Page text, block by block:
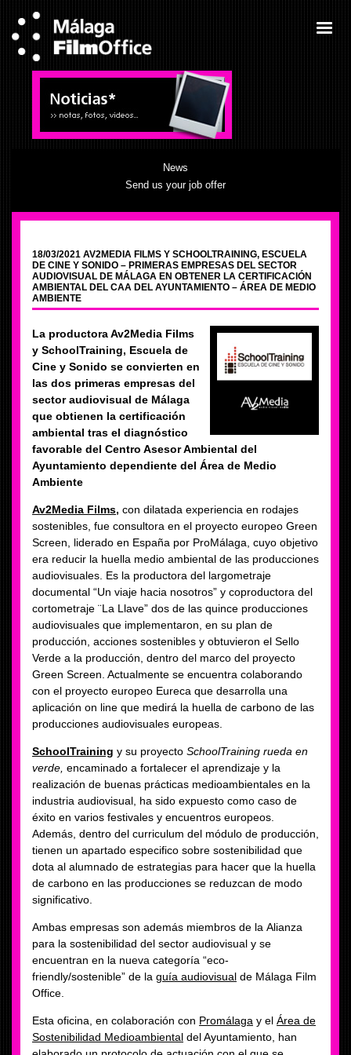
News
Send us your job offer
18/03/2021 AV2MEDIA FILMS Y SCHOOLTRAINING, ESCUELA
DE CINE Y SONIDO – PRIMERAS EMPRESAS DEL SECTOR
AUDIOVISUAL DE MÁLAGA EN OBTENER LA CERTIFICACIÓN
AMBIENTAL DEL CAA DEL AYUNTAMIENTO – ÁREA DE MEDIO
AMBIENTE
La productora Av2Media Films
y SchoolTraining, Escuela de
Cine y Sonido se convierten en
las dos primeras empresas del
sector audiovisual de Málaga
que obtienen la certificación
ambiental tras el diagnóstico
favorable del Centro Asesor Ambiental del
Ayuntamiento dependiente del Área de Medio
Ambiente
Av2Media Films, con dilatada experiencia en rodajes
sostenibles, fue consultora en el proyecto europeo Green
Screen, liderado en España por ProMálaga, cuyo objetivo
era reducir la huella medio ambiental de las producciones
audiovisuales. Es la productora del largometraje
documental “Un viaje hacia nosotros” y coproductora del
cortometraje ¨La Llave” dos de las quince producciones
audiovisuales que implementaron, en su plan de
producción, acciones sostenibles y obtuvieron el Sello
Verde a la producción, dentro del marco del proyecto
Green Screen. Actualmente se encuentra colaborando
con el proyecto europeo Eureca que desarrolla una
aplicación on line que medirá la huella de carbono de las
producciones audiovisuales europeas.
SchoolTraining y su proyecto SchoolTraining rueda en
verde, encaminado a fortalecer el aprendizaje y la
realización de buenas prácticas medioambientales en la
industria audiovisual, ha sido expuesto como caso de
éxito en varios festivales y encuentros europeos.
Además, dentro del curriculum del módulo de producción,
tienen un apartado especifico sobre sostenibilidad que
dota al alumnado de estrategias para hacer que la huella
de carbono en las producciones se reduzcan de modo
significativo.
Ambas empresas son además miembros de la Alianza
para la sostenibilidad del sector audiovisual y se
encuentran en la nueva categoría “eco-
friendly/sostenible” de la guía audiovisual de Málaga Film
Office.
Esta oficina, en colaboración con Promálaga y el Área de
Sostenibilidad Medioambiental del Ayuntamiento, han